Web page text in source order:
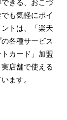
きる、おこづ
も気軽にポイ
トは、「楽天
各種サービス
カード」加盟
店舗で使える
ます。